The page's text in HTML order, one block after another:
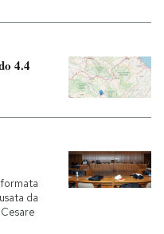
4.4
da